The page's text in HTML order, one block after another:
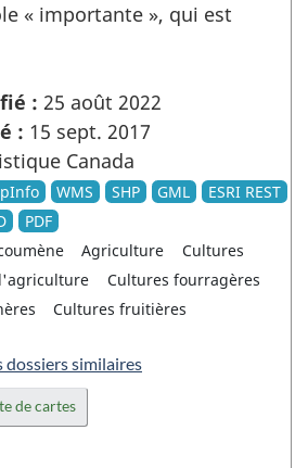
« importante », qui est
: 25 août 2022
: 15 sept. 2017
Canada
WMS SHP GML
ESRI REST
PDF
Agriculture
Cultures
Cultures fourragères
Cultures fruitières
dossiers similaires
de cartes